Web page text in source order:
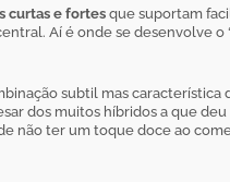
curtas e fortesque suportam
Aí é onde se desenvolve
subtil mas
dos muitos híbridos a que
não ter um toque doce ao